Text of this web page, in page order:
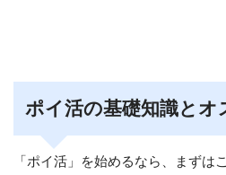
ポイ活の基礎知識とオ
「ポイ活」を始めるなら、まずは